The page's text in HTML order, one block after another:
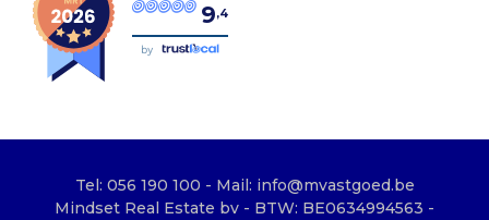
9,4
by
Tel: 056 190 100 - Mail: info@mvastgoed.be
Mindset Real Estate bv - BTW: BE0634994563 -